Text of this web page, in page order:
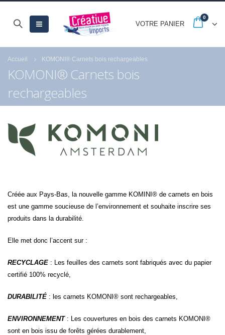
VOTRE PANIER
0
Accueil KOMONI® Carnets bois rechargeables
KOMONI® Carnets bois
rechargeables
Créée aux Pays-Bas, la nouvelle gamme KOMINI® de carnets en bois
est une gamme soucieuse de l’environnement et souhaite inscrire ses
produits dans la durabilité.
Elle met donc l’accent sur :
RECYCLAGE : Les feuilles des carnets sont fabriqués avec du papier
certifié 100% recyclé,
DURABILITÉ : les carnets KOMONI® sont rechargeables,
ENVIRONNEMENT: Les couvertures en bois des carnets KOMONI®
sont en bois issu de forêts gérées durablement,